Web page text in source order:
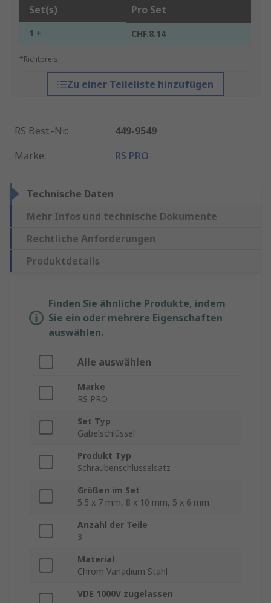
Set(s) Pro Set
1 + CHF.8.14
*Richtpreis
Zu einer Teileliste hinzufügen
RS Best.-Nr.:
449-9549
Marke: RS PRO
Technische Daten
Mehr Infos und technische Dokumente
Rechtliche Anforderungen
Produktdetails
Finden Sie ähnliche Produkte, indem
Sie ein oder mehrere Eigenschaften
auswählen.
Alle auswählen
Marke
RS PRO
Set Typ
Gabelschlüssel
Produkt Typ
Schraubenschlüsselsatz
Größen im Set
5.5 x 7 mm, 8 x 10 mm, 5 x 6 mm
Anzahl der Teile
3
Material
Chrom Vanadium Stahl
VDE 1000V zugelassen